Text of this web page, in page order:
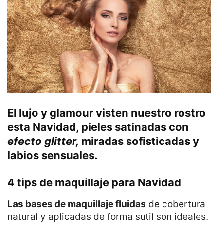
El lujo y glamour visten nuestro rostro
esta Navidad, pieles satinadas con
efecto glitter, miradas sofisticadas y
labios sensuales.
4 tips de maquillaje para Navidad
Las bases de maquillaje fluidas de cobertura
natural y aplicadas de forma sutil son ideales.